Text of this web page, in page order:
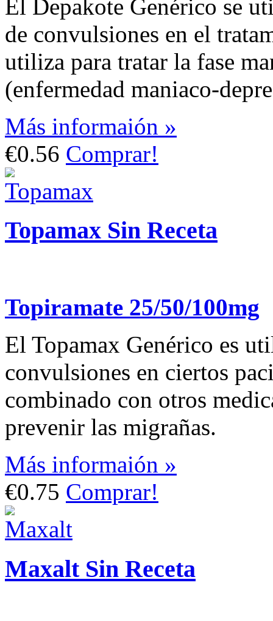
El Depakote Genérico se
de convulsiones en el
utiliza para tratar la fase
(enfermedad maniaco-
Más informaión »
€0.56 Comprar!
Topamax Sin Receta
Topiramate 25/50/100mg
El Topamax Genérico es
convulsiones en ciertos
combinado con otros
prevenir las migrañas.
Más informaión »
€0.75 Comprar!
Maxalt Sin Receta